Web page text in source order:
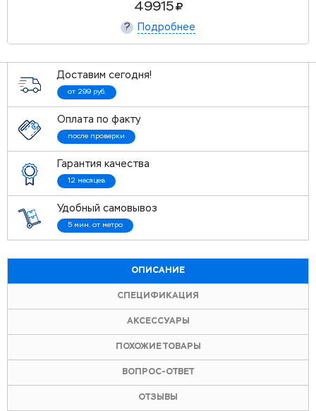
49915
? Подробнее
Доставим сегодня!
от 299 руб.
Оплата по факту
после проверки
Гарантия качества
12 месяцев
Удобный самовывоз
5 мин. от метро
ОПИСАНИЕ
СПЕЦИФИКАЦИЯ
АКСЕССУАРЫ
ПОХОЖИЕ ТОВАРЫ
ВОПРОС-ОТВЕТ
ОТЗЫВЫ